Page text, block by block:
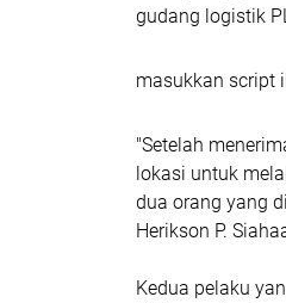
gudang logistik
masukkan script
"Setelah
lokasi untuk
dua orang yang
Herikson P.
Kedua pelaku